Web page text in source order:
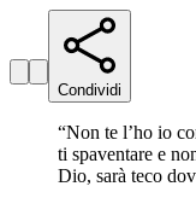
Condividi
“Non te l’ho io
ti spaventare e
Dio, sarà teco